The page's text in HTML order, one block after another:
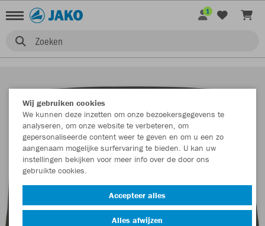
Zoeken
1
Wij gebruiken cookies
We kunnen deze inzetten om onze bezoekersgegevens te
analyseren, om onze website te verbeteren, om
gepersonaliseerde content weer te geven en om u een zo
aangenaam mogelijke surfervaring te bieden. U kan uw
instellingen bekijken voor meer info over de door ons
gebruikte cookies.
Accepteer alles
Alles afwijzen